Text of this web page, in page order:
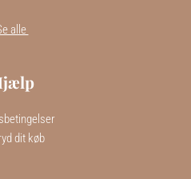
alle
dit køb